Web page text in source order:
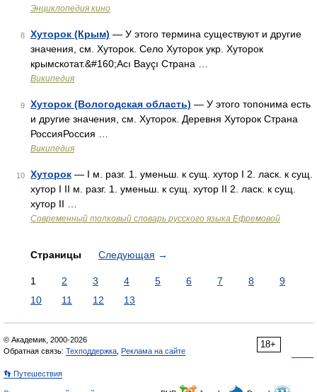
Энциклопедия кино
8 Хуторок (Крым) — У этого термина существуют и другие
значения, см. Хуторок. Село Хуторок укр. Хуторок
крымскотат.&#160;Acı Bayçı Страна …
Википедия
9 Хуторок (Вологодская область) — У этого топонима есть
и другие значения, см. Хуторок. Деревня Хуторок Страна
РоссияРоссия …
Википедия
10 Хуторок — I м. разг. 1. уменьш. к сущ. хутор I 2. ласк. к сущ.
хутор I II м. разг. 1. уменьш. к сущ. хутор II 2. ласк. к сущ.
хутор II …
Современный толковый словарь русского языка Ефремовой
Страницы Следующая →
1 2 3 4 5 6 7 8
9
10
11 12 13
18+
© Академик, 2000-2026
Обратная связь: Техподдержка Реклама на сайте
👣 Путешествия